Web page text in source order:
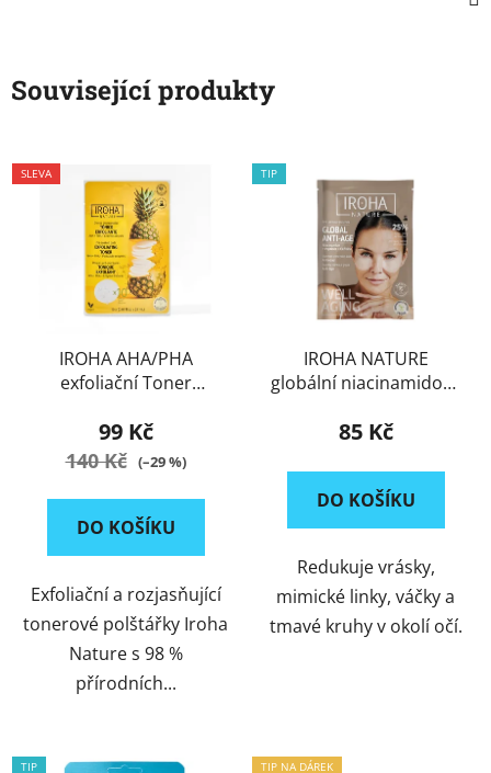
Související produkty
SLEVA
IROHA AHA/PHA
exfoliační Toner
99 Kč
140 Kč (–29 %)
DO KOŠÍKU
Exfoliační a rozjasňující
tonerové polštářky Iroha
Nature s 98 %
přírodních...
TIP
IROHA NATURE
globální niacinamidové
stárnutí
85 Kč
DO KOŠÍKU
Redukuje vrásky,
mimické linky, váčky a
tmavé kruhy v okolí očí.
TIP TIP NA DÁREK